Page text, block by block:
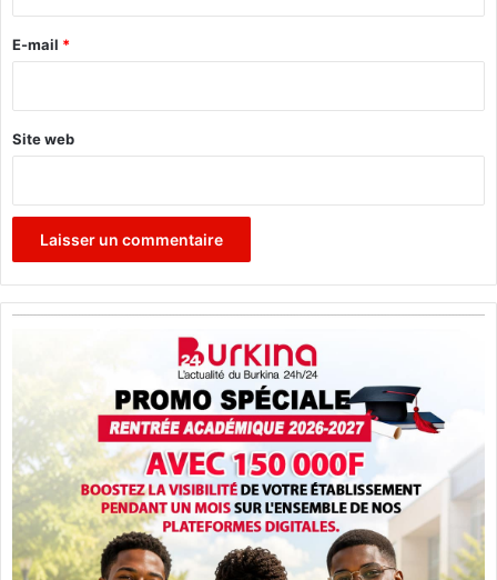
i
le
E-mail *
Site web